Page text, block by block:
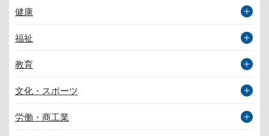
健康
福祉
教育
文化・スポーツ
労働・商工業